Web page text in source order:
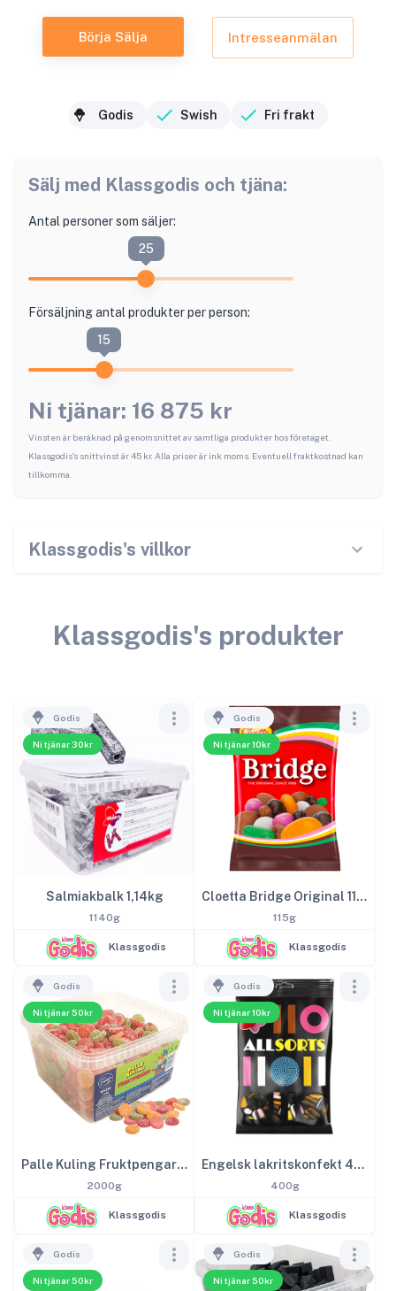
Börja Sälja Intresseanmälan
Godis Swish Fri frakt
Sälj med Klassgodis och tjäna:
Antal personer som säljer:
25
Försäljning antal produkter per person:
15
Ni tjänar: 16 875 kr
Vinsten är beräknad på genomsnittet av samtliga produkter hos företaget.
Klassgodis's snittvinst är45 kr. Alla priser är ink moms. Eventuell fraktkostnad kan
tillkomma.
Klassgodis's villkor
Klassgodis's produkter
Ni tjänar 30kr
Godis
Salmiakbalk 1,14kg
1140g
Klassgodis
Ni tjänar 10kr
Godis
Cloetta Bridge Original 115g
115g
Klassgodis
Ni tjänar 50kr
Godis
Palle Kuling Fruktpengar 2kg
2000g
Klassgodis
Ni tjänar 10kr
Godis
Engelsk lakritskonfekt 400g
400g
Klassgodis
Ni tjänar 50kr
Godis
Ni tjänar 50kr
Godis